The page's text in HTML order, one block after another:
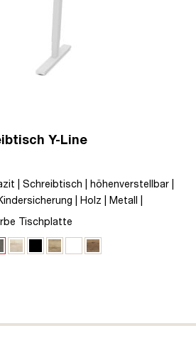
Y-Line
| Schreibtisch | höhenverstellbar |
| Holz | Metall |
| unmontiert | TÜV© mobiles Arbeiten |
Tischplatte
Anthrazit
Eiche Polar
Schwarz
Eiche Natura
Signalweiß
Eiche Tabak